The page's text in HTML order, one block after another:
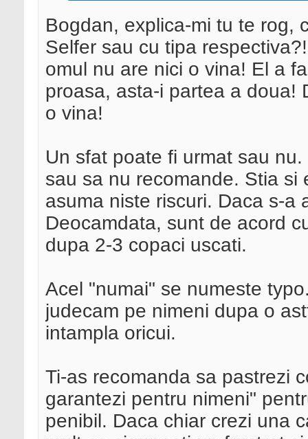
Bogdan, explica-mi tu te rog,
Selfer sau cu tipa
omul nu are nici o vina! El a
proasa, asta-i partea a doua!
o vina!
Un sfat poate fi urmat sau
sau sa nu recomande. Stia
asuma niste riscuri. Daca s-a
Deocamdata, sunt de acord
dupa 2-3 copaci uscati.
Acel "numai" se numeste
judecam pe nimeni dupa o
intampla oricui.
Ti-as recomanda sa pastrezi
garantezi pentru nimeni"
penibil. Daca chiar crezi una